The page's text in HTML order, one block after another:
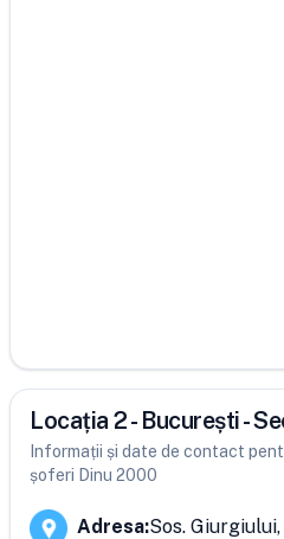
Locația 2 - București -
Informații și date de contact
șoferi Dinu 2000
Adresa:Sos.